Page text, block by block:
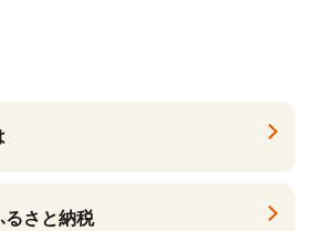
るさと納税